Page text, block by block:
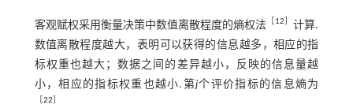
客观赋权采用衡量决策中数值离散程度的熵权法 ［12］计算.
数值离散程度越大，表明可以获得的信息越多，相应的指
标权重也越大；数据之间的差异越小，反映的信息量越
小，相应的指标权重也越小.第j个评价指标的信息熵为
［22］